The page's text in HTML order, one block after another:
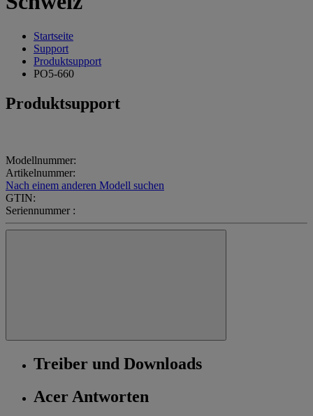
Startseite
Support
Produktsupport
PO5-660
Produktsupport
Modellnummer:
Artikelnummer:
Nach einem anderen Modell suchen
GTIN:
Seriennummer :
Treiber und Downloads
Acer Antworten